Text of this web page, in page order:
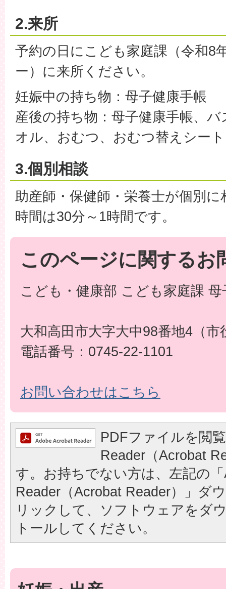
2.来所
予約の日にこども家庭課（令和8
ー）に来所ください。
妊娠中の持ち物：母子健康手帳
産後の持ち物：母子健康手帳、
オル、おむつ、おむつ替えシート
3.個別相談
助産師・保健師・栄養士が個別
時間は30分～1時間です。
このページに関するお
こども・健康部 こども家庭課 母
大和高田市大字大中98番地4（市
電話番号：0745-22-1101
お問い合わせはこちら
PDFファイルを閲
Reader（Acrobat
す。お持ちでない方は、左記の
Reader（Acrobat Reader）」ダ
リックして、ソフトウェアをダ
トールしてください。